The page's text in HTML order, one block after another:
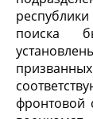
поиска